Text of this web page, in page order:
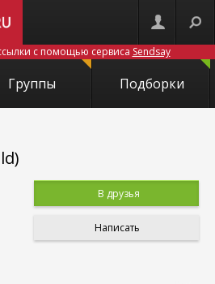
с помощью сервиса Sendsay
Группы Подборки
В друзья
Написать